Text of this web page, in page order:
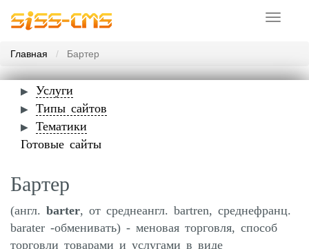
Toggle
Главная
Бартер
Услуги
Типы сайтов
Тематики
Готовые сайты
Бартер
(англ. barter, от среднеангл. bartren, среднефранц.
barater -обменивать) - меновая торговля, способ
торговли товарами и услугами в виде